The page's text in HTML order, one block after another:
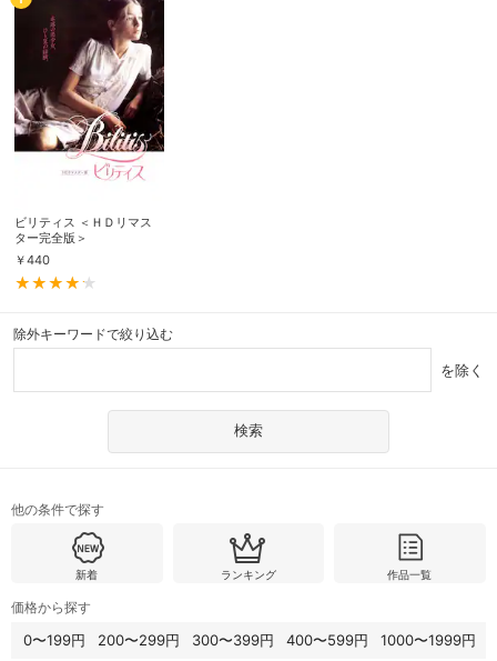
ビリティス ＜ＨＤリマス
ター完全版＞
￥440
除外キーワードで絞り込む
を除く
他の条件で探す
新着 ランキング 作品一覧
価格から探す
0〜199円 200〜299円 300〜399円 400〜599円 1000〜1999円